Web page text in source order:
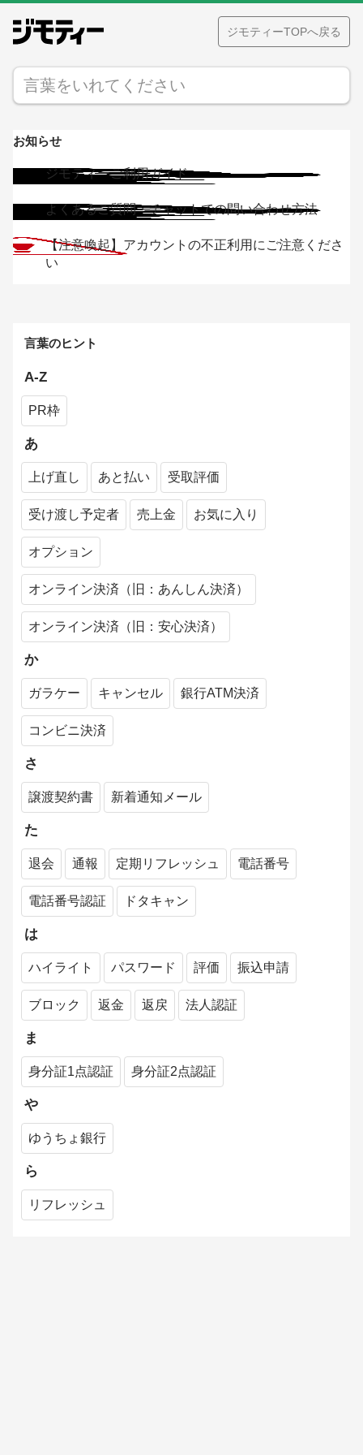
ジモティーTOPへ戻る
お知らせ
ジモティーご利用ガイド
よくあるご質問・チャットでの問い合わせ方法
【注意喚起】アカウントの不正利用にご注意くださ
い
7/15「オンライン決済」の取引期限変更のお知ら
よくある質問
ログインできない
パスワードの再設定
新着通知メールの解除方法
退会方法
メルマガの解除方法
メールアドレス認証のメールが届かない場合の会員
登録方法
「受け渡し予定者」とは？
言葉のヒント
A-Z
PR枠
あ
上げ直し あと払い 受取評価
受け渡し予定者 売上金 お気に入り
オプション
オンライン決済（旧：あんしん決済）
オンライン決済（旧：安心決済）
か
ガラケー キャンセル 銀行ATM決済
コンビニ決済
さ
譲渡契約書 新着通知メール
た
退会 通報 定期リフレッシュ 電話番号
電話番号認証 ドタキャン
は
ハイライト パスワード 評価 振込申請
ブロック 返金 返戻 法人認証
ま
身分証1点認証 身分証2点認証
や
ゆうちょ銀行
ら
リフレッシュ